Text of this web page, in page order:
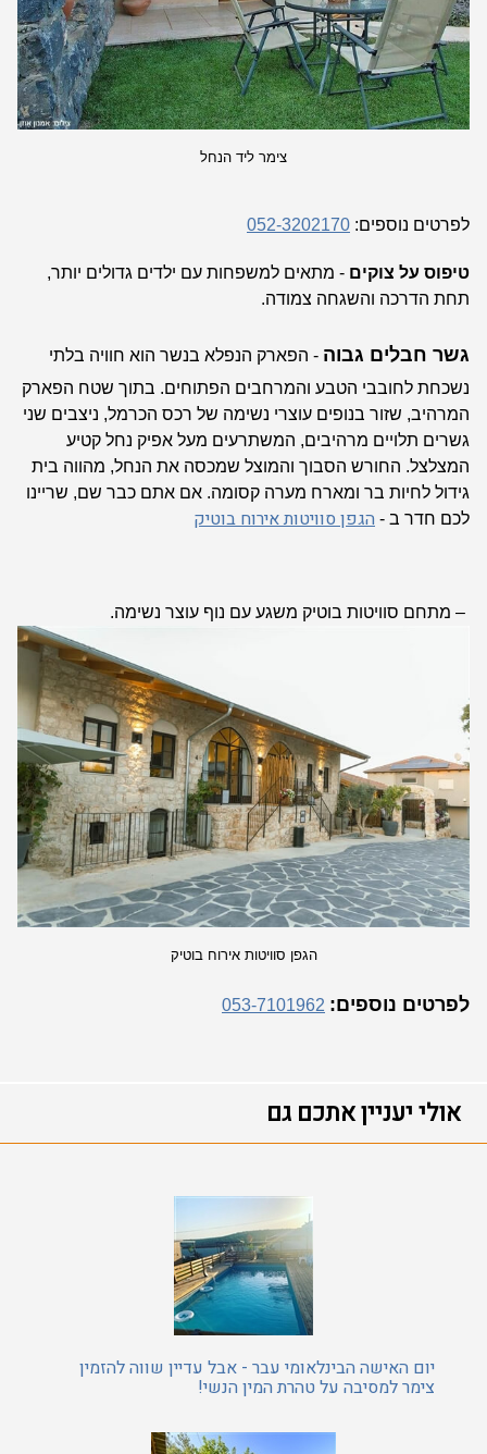
צימר ליד הנחל
לפרטים נוספים: 052-3202170
טיפוס על צוקים - מתאים למשפחות עם ילדים גדולים יותר,
תחת הדרכה והשגחה צמודה.
גשר חבלים גבוה - הפארק הנפלא בנשר הוא חוויה בלתי
נשכחת לחובבי הטבע והמרחבים הפתוחים. בתוך שטח הפארק
המרהיב, שזור בנופים עוצרי נשימה של רכס הכרמל, ניצבים שני
גשרים תלויים מרהיבים, המשתרעים מעל אפיק נחל קטיע
המצלצל. החורש הסבוך והמוצל שמכסה את הנחל, מהווה בית
גידול לחיות בר ומארח מערה קסומה. אם אתם כבר שם, שריינו
לכם חדר ב - הגפן סוויטות אירוח בוטיק
– מתחם סוויטות בוטיק משגע עם נוף עוצר נשימה.
הגפן סוויטות אירוח בוטיק
לפרטים נוספים: 053-7101962
אולי יעניין אתכם גם
יום האישה הבינלאומי עבר - אבל עדיין שווה להזמין
צימר למסיבה על טהרת המין הנשי!